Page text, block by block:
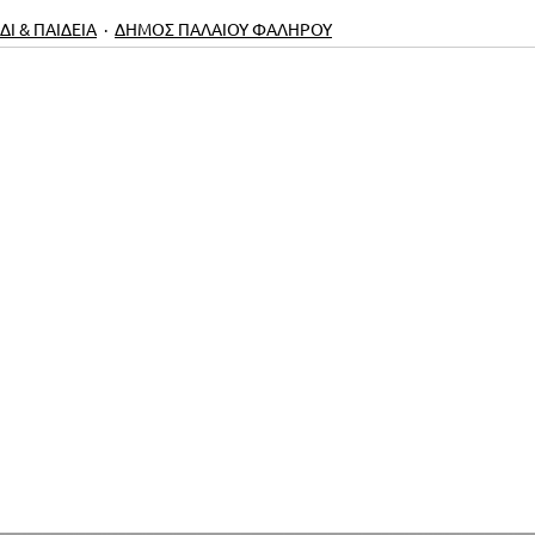
& ΠΑΙΔΕΙΑ ΔΗΜΟΣ ΠΑΛΑΙΟΥ ΦΑΛΗΡΟΥ